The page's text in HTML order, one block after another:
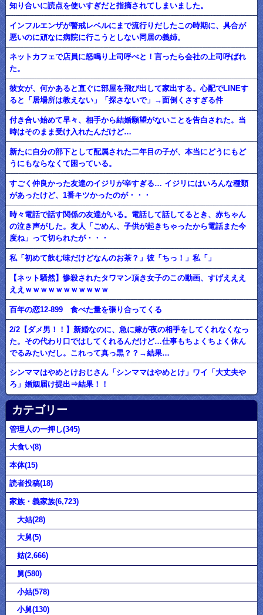
知り合いに読点を使いすぎだと指摘されてしまいました。
インフルエンザが警戒レベルにまで流行りだしたこの時期に、具合が
悪いのに頑なに病院に行こうとしない同居の義姉。
ネットカフェで店員に怒鳴り上司呼べと！言ったら会社の上司呼ばれ
た。
彼女が、何かあると直ぐに部屋を飛び出して家出する。心配でLINEす
ると「居場所は教えない」「探さないで」→面倒くさすぎる件
付き合い始めて早々、相手から結婚願望がないことを告白された。当
時はそのまま受け入れたんだけど…
新たに自分の部下として配属された二年目の子が、本当にどうにもど
うにもならなくて困っている。
すごく仲良かった友達のイジリが辛すぎる… イジリにはいろんな種類
があったけど、1番キツかったのが・・・
時々電話で話す関係の友達がいる。電話して話してるとき、赤ちゃん
の泣き声がした。友人「ごめん、子供が起きちゃったから電話また今
度ね」って切られたが・・・
私「初めて飲む味だけどなんのお茶？」彼「ちっ！」私「」
【ネット騒然】惨殺されたタワマン頂き女子のこの動画、すげえええ
ええｗｗｗｗｗｗｗｗｗｗｗ
百年の恋12-899 食べた量を張り合ってくる
2/2【ダメ男！！】新婚なのに、急に嫁が夜の相手をしてくれなくなっ
た。その代わり口ではしてくれるんだけど…仕事もちょくちょく休ん
でるみたいだし。これって真っ黒？？→結果…
シンママはやめとけおじさん「シンママはやめとけ」ワイ「大丈夫や
ろ」婚姻届け提出⇒結果！！
カテゴリー
管理人の一押し(345)
大食い(8)
本体(15)
読者投稿(18)
家族・義家族(6,723)
大姑(28)
大舅(5)
姑(2,666)
舅(580)
小姑(578)
小舅(130)